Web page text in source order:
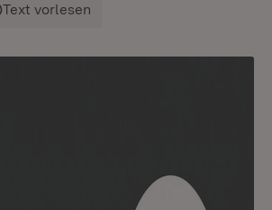
Text vorlesen